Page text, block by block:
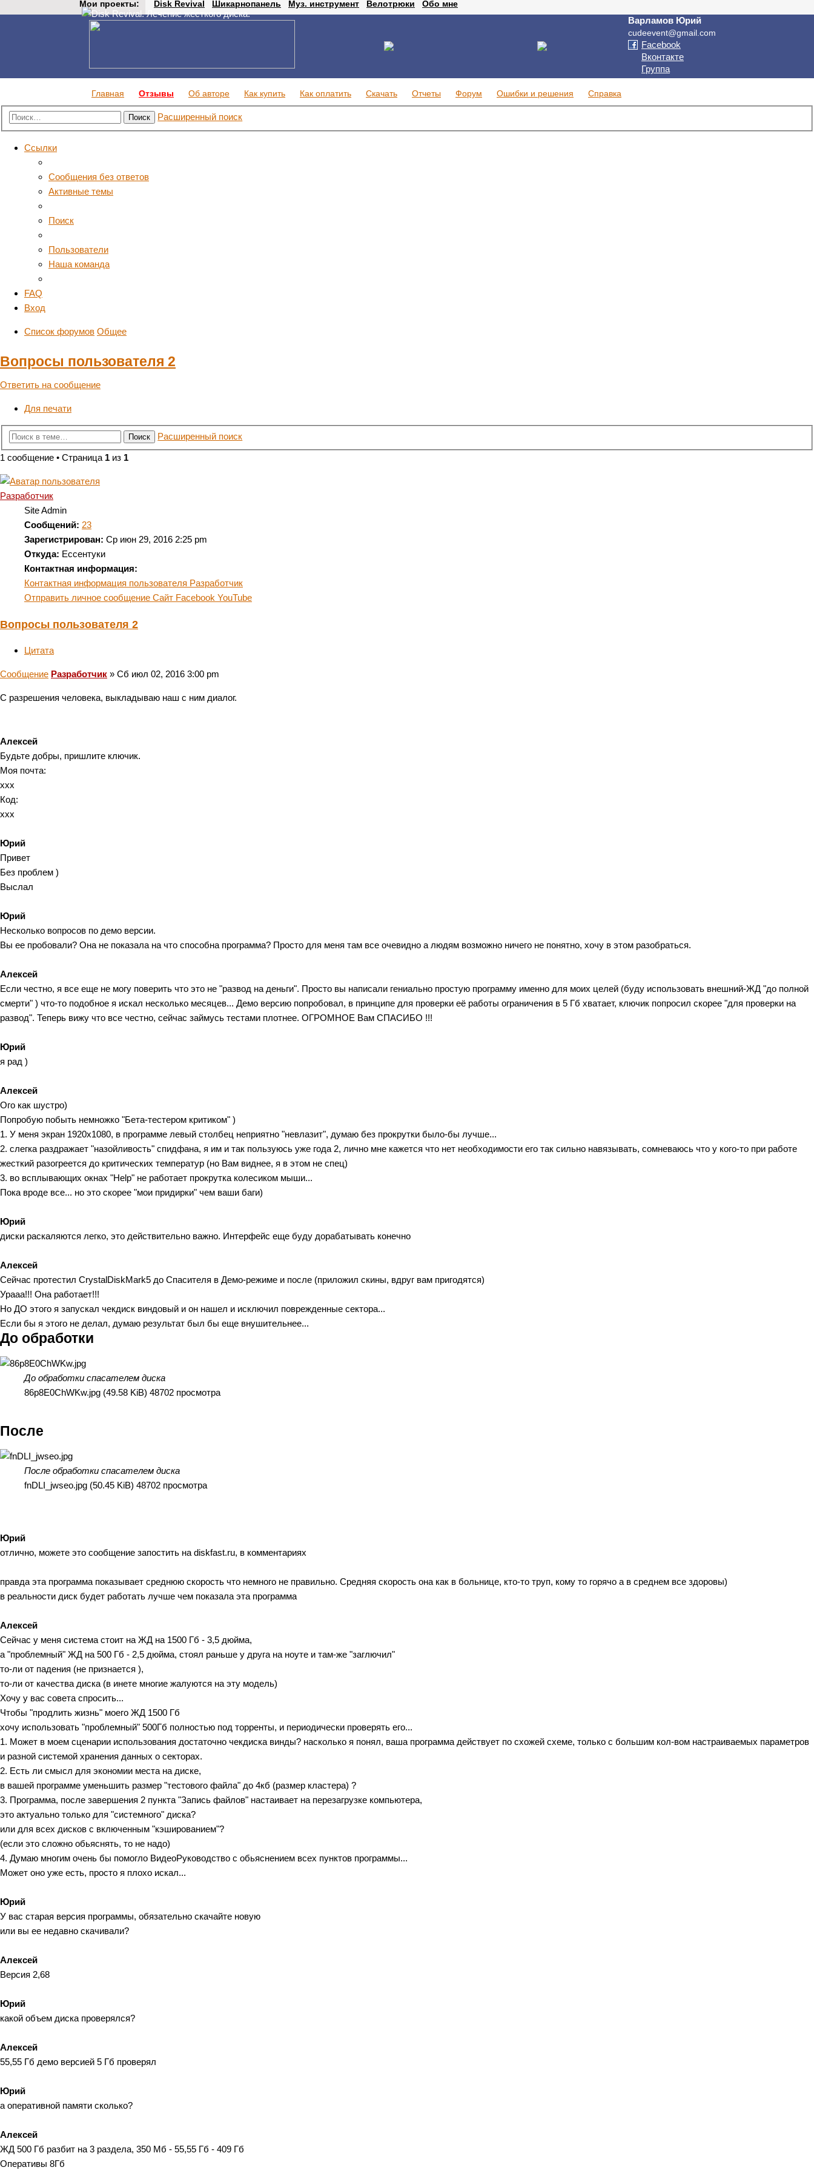
Мои проекты: Disk Revival Шикарнопанель Муз. инструмент Велотрюки Обо мне
Варламов Юрий
cudeevent@gmail.com
Facebook
Вконтакте
Группа
Главная Отзывы Об авторе Как купить Как оплатить Скачать Отчеты Форум Ошибки и решения Справка
Поиск Расширенный поиск
Ссылки
Сообщения без ответов
Активные темы
Поиск
Пользователи
Наша команда
FAQ
Вход
Список форумов Общее
Вопросы пользователя 2
Ответить на сообщение
Для печати
Поиск Расширенный поиск
1 сообщение • Страница 1 из 1
Разработчик
Site Admin
Сообщений: 23
Зарегистрирован: Ср июн 29, 2016 2:25 pm
Откуда: Ессентуки
Контактная информация:
Контактная информация пользователя Разработчик
Отправить личное сообщение Сайт Facebook YouTube
Вопросы пользователя 2
Цитата
Сообщение Разработчик » Сб июл 02, 2016 3:00 pm
С разрешения человека, выкладываю наш с ним диалог.
Алексей
Будьте добры, пришлите ключик.
Моя почта:
xxx
Код:
xxx
Юрий
Привет
Без проблем )
Выслал
Юрий
Несколько вопросов по демо версии.
Вы ее пробовали? Она не показала на что способна программа? Просто для меня там все очевидно а людям возможно ничего не понятно, хочу в этом разобраться.
Алексей
Если честно, я все еще не могу поверить что это не "развод на деньги". Просто вы написали гениально простую программу именно для моих целей (буду использовать внешний-ЖД "до полной
смерти" ) что-то подобное я искал несколько месяцев... Демо версию попробовал, в принципе для проверки её работы ограничения в 5 Гб хватает, ключик попросил скорее "для проверки на
развод". Теперь вижу что все честно, сейчас займусь тестами плотнее. ОГРОМНОЕ Вам СПАСИБО !!!
Юрий
я рад )
Алексей
Ого как шустро)
Попробую побыть немножко "Бета-тестером критиком" )
1. У меня экран 1920х1080, в программе левый столбец неприятно "невлазит", думаю без прокрутки было-бы лучше...
2. слегка раздражает "назойливость" спидфана, я им и так пользуюсь уже года 2, лично мне кажется что нет необходимости его так сильно навязывать, сомневаюсь что у кого-то при работе
жесткий разогреется до критических температур (но Вам виднее, я в этом не спец)
3. во всплывающих окнах "Help" не работает прокрутка колесиком мыши...
Пока вроде все... но это скорее "мои придирки" чем ваши баги)
Юрий
диски раскаляются легко, это действительно важно. Интерфейс еще буду дорабатывать конечно
Алексей
Сейчас протестил CrystalDiskMark5 до Спасителя в Демо-режиме и после (приложил скины, вдруг вам пригодятся)
Урааа!!! Она работает!!!
Но ДО этого я запускал чекдиск виндовый и он нашел и исключил поврежденные сектора...
Если бы я этого не делал, думаю результат был бы еще внушительнее...
До обработки
До обработки спасателем диска
86p8E0ChWKw.jpg (49.58 KiB) 48702 просмотра
После
После обработки спасателем диска
fnDLI_jwseo.jpg (50.45 KiB) 48702 просмотра
Юрий
отлично, можете это сообщение запостить на diskfast.ru, в комментариях
правда эта программа показывает среднюю скорость что немного не правильно. Средняя скорость она как в больнице, кто-то труп, кому то горячо а в среднем все здоровы)
в реальности диск будет работать лучше чем показала эта программа
Алексей
Сейчас у меня система стоит на ЖД на 1500 Гб - 3,5 дюйма,
а "проблемный" ЖД на 500 Гб - 2,5 дюйма, стоял раньше у друга на ноуте и там-же "заглючил"
то-ли от падения (не признается ),
то-ли от качества диска (в инете многие жалуются на эту модель)
Хочу у вас совета спросить...
Чтобы "продлить жизнь" моего ЖД 1500 Гб
хочу использовать "проблемный" 500Гб полностью под торренты, и периодически проверять его...
1. Может в моем сценарии использования достаточно чекдиска винды? насколько я понял, ваша программа действует по схожей схеме, только с большим кол-вом настраиваемых параметров
и разной системой хранения данных о секторах.
2. Есть ли смысл для экономии места на диске,
в вашей программе уменьшить размер "тестового файла" до 4кб (размер кластера) ?
3. Программа, после завершения 2 пункта "Запись файлов" настаивает на перезагрузке компьютера,
это актуально только для "системного" диска?
или для всех дисков с включенным "кэшированием"?
(если это сложно обьяснять, то не надо)
4. Думаю многим очень бы помогло ВидеоРуководство с обьяснением всех пунктов программы...
Может оно уже есть, просто я плохо искал...
Юрий
У вас старая версия программы, обязательно скачайте новую
или вы ее недавно скачивали?
Алексей
Версия 2,68
Юрий
какой объем диска проверялся?
Алексей
55,55 Гб демо версией 5 Гб проверял
Юрий
а оперативной памяти сколько?
Алексей
ЖД 500 Гб разбит на 3 раздела, 350 Мб - 55,55 Гб - 409 Гб
Оперативы 8Гб